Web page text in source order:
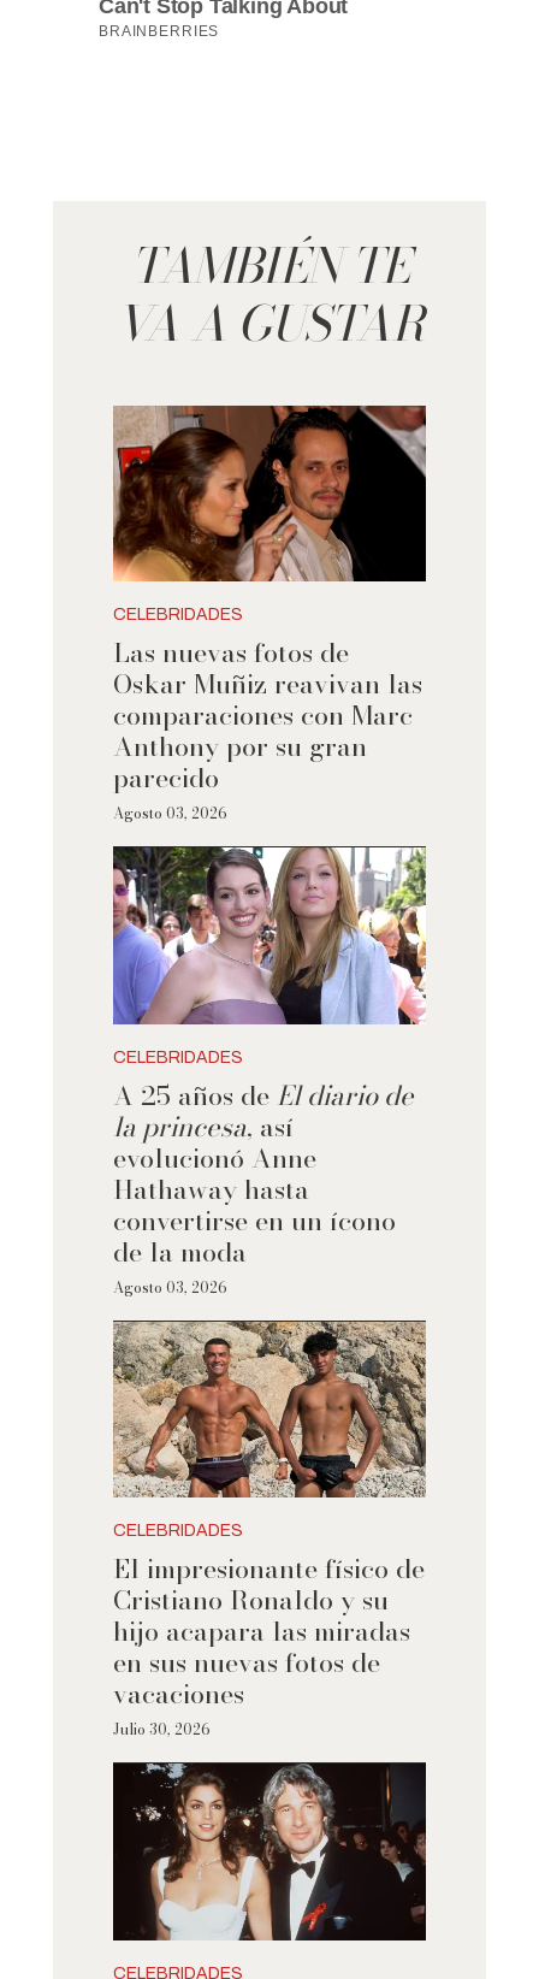
TAMBIÉN TE
VA A GUSTAR
CELEBRIDADES
Las nuevas fotos de
Oskar Muñiz reavivan las
comparaciones con Marc
Anthony por su gran
parecido
Agosto 03, 2026
CELEBRIDADES
A 25 años de El diario de
la princesa, así
evolucionó Anne
Hathaway hasta
convertirse en un ícono
de la moda
Agosto 03, 2026
CELEBRIDADES
El impresionante físico de
Cristiano Ronaldo y su
hijo acapara las miradas
en sus nuevas fotos de
vacaciones
Julio 30, 2026
CELEBRIDADES